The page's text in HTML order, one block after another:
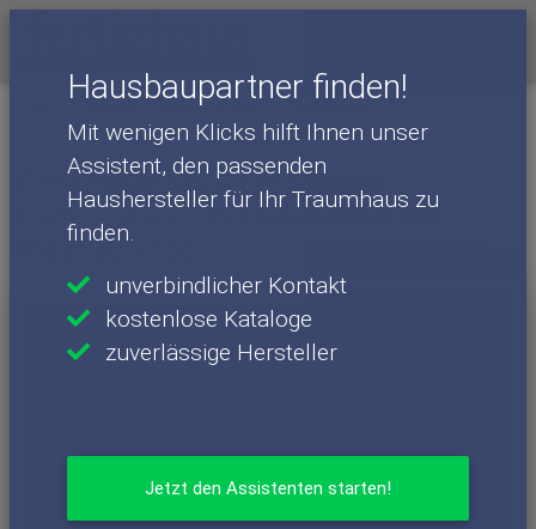
Hausbaupartner finden!
Mit wenigen Klicks hilft Ihnen unser
Assistent, den passenden
Haushersteller für Ihr Traumhaus zu
finden.
unverbindlicher Kontakt
kostenlose Kataloge
zuverlässige Hersteller
Jetzt den Assistenten starten!
Haushersteller
FischerHaus - Häuser
Klassisch 156
Einfamilienhaus: Fertighaus-
Familienhaus im klassischen Stil -
Klassisch 156